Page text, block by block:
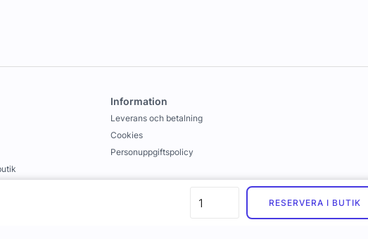
RESERVERA I BUTIK
Information
Leverans och betalning
Cookies
Personuppgiftspolicy